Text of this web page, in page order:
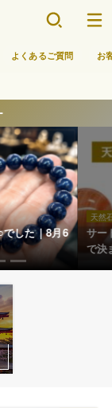
よくあるご質問 お
た｜8月6
天然石の
サード
で決まる
10